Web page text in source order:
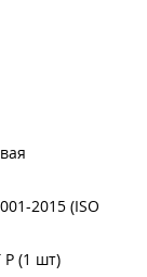
2015 (ISO
Р (1 шт)